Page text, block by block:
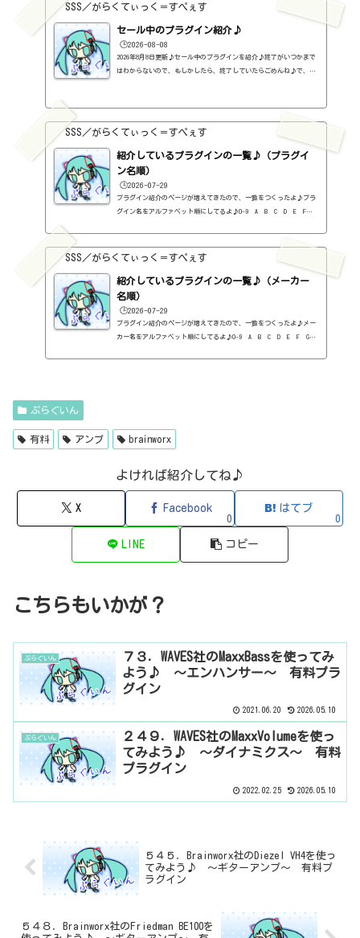
SSS／がらくてぃっく＝すぺぇす
セール中のプラグイン紹介♪
🕒️2026-08-08
2026年8月8日更新♪セール中のプラグインを紹介♪終了がいつかまで
はわからないので、もしかしたら、終了していたらごめんね♪で、相
ner（Formula Audio）定価：99ドル → 49ドル（本家さま）FUSE COM
PRESSOR（MINIMAL AUDIO）定価：49ドル → 24.5ドル（本家さま）PUM
P（Thena...
SSS／がらくてぃっく＝すぺぇす
紹介しているプラグインの一覧♪（プラグイ
ン名順）
🕒️2026-07-29
プラグイン紹介のページが増えてきたので、一覧をつくったよ♪プラ
グイン名をアルファベット順にしてるよ♪0-9 A B C D E F G
料）2B DELAYED CLASSIC（2B Played Music・ディレイ・有料）2B RE
VERBED（2B Played Music・リバーブ・有料）2B Shaped Filter（2
B Played Music・フィルタープラグイン・有料）3-Band EQ（Kilohe
arts・EQ・無料）40'S VERY OWN DRUMS（NATIVE INSTRUMENTS・ドラ
ム...
SSS／がらくてぃっく＝すぺぇす
紹介しているプラグインの一覧♪（メーカー
名順）
🕒️2026-07-29
プラグイン紹介のページが増えてきたので、一覧をつくったよ♪メー
カー名をアルファベット順にしてるよ♪0-9 A B C D E F G
ぷらぐいん
有料 アンプ brainworx
よければ紹介してね♪
X Facebook
0
はてブ
0
LINE コピー
こちらもいかが？
ぷらぐいん
７３．WAVES社のMaxxBassを使ってみ
よう♪ ～エンハンサー～ 有料プラ
グイン
2021.06.20 2026.05.10
ぷらぐいん
２４９．WAVES社のMaxxVolumeを使っ
てみよう♪ ～ダイナミクス～ 有料
プラグイン
2022.02.25 2026.05.10
５４５．Brainworx社のDiezel VH4を使っ
てみよう♪ ～ギターアンプ～ 有料プ
ラグイン
５４８．Brainworx社のFriedman BE100を